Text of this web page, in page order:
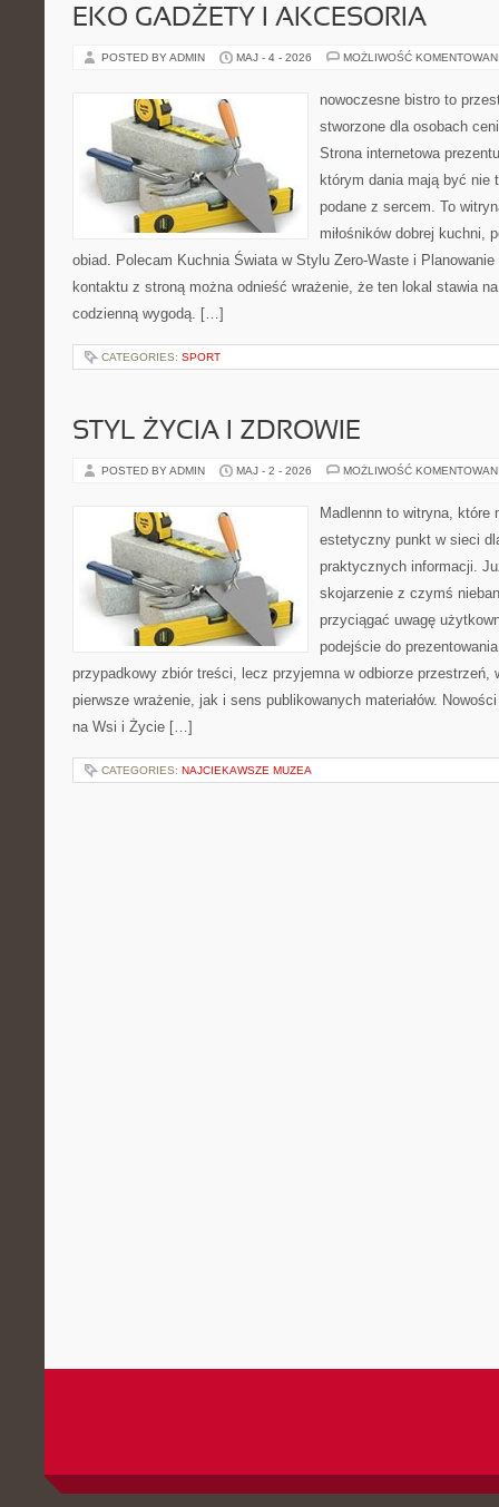
EKO GADŻETY I AKCESORIA
POSTED BY ADMIN MAJ - 4 - 2026 MOŻLIWOŚĆ
nowoczesne bistro to
stworzone dla osobach
Strona internetowa
którym dania mają być nie
podane z sercem. To
miłośników dobrej kuchni,
obiad. Polecam Kuchnia Świata w Stylu Zero-Waste i Planowanie
kontaktu z stroną można odnieść wrażenie, że ten lokal stawia
codzienną wygodą. […]
CATEGORIES: SPORT
STYL ŻYCIA I ZDROWIE
POSTED BY ADMIN MAJ - 2 - 2026 MOŻLIWOŚĆ
Madlennn to witryna, które
estetyczny punkt w sieci
praktycznych informacji.
skojarzenie z czymś
przyciągać uwagę
podejście do
przypadkowy zbiór treści, lecz przyjemna w odbiorze przestrzeń,
pierwsze wrażenie, jak i sens publikowanych materiałów.
na Wsi i Życie […]
CATEGORIES: NAJCIEKAWSZE MUZEA